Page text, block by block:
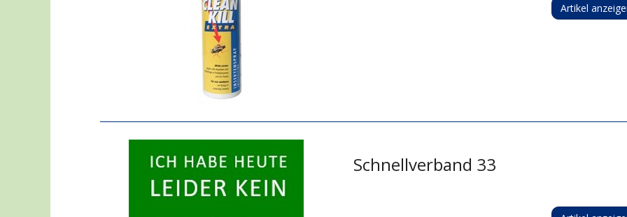
Artikel
Schnellverband 33